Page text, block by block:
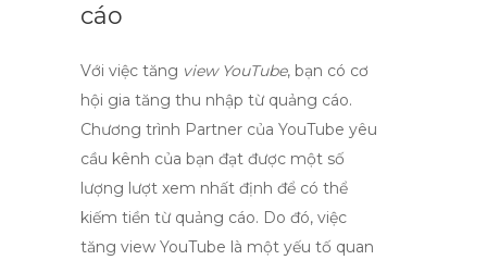
cáo
Với việc tăng view YouTube, bạn có cơ
hội gia tăng thu nhập từ quảng cáo.
Chương trình Partner của YouTube yêu
cầu kênh của bạn đạt được một số
lượng lượt xem nhất định để có thể
kiếm tiền từ quảng cáo. Do đó, việc
tăng view YouTube là một yếu tố quan